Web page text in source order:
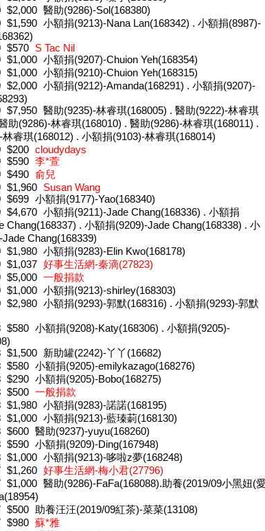
$2,000 醫助(9286)-Sol(168380)
$1,590 小額捐(9213)-Nana Lan(168342) . 小額捐(8987)-
$570
S Tac Nil
$1,000 小額捐(9207)-Chuion Yeh(168354)
$1,000 小額捐(9210)-Chuion Yeh(168315)
$2,000 小額捐(9212)-Amanda(168291) . 小額捐(9207)-
$7,950 醫助(9235)-林睿琪(168005) . 醫助(9222)-林睿琪
助(9286)-林睿琪(168010) . 醫助(9286)-林睿琪(168011) .
睿琪(168012) . 小額捐(9103)-林睿琪(168014)
$200 cloudydays
$590 李*萱
$490 俞兒
$1,960
Susan Wang
$699 小額捐(9177)-Yao(168340)
$4,670 小額捐(9211)-Jade Chang(168336) . 小額捐
Chang(168337) . 小額捐(9209)-Jade Chang(168338) . 小
Chang(168339)
$1,980 小額捐(9283)-Elin Kwo(168178)
$1,037 好事生活網-秦滴(27823)
$5,000 一般捐款
$1,000 小額捐(9213)-shirley(168303)
$2,980 小額捐(9293)-郭默(168316) . 小額捐(9293)-郭默
$580 小額捐(9208)-Katy(168306) . 小額捐(9205)-
$1,500
新助罐(2242)-丫丫(16682)
$580 小額捐(9205)-emilykazago(168276)
$290 小額捐(9205)-Bobo(168275)
$500 一般捐款
$1,980 小額捐(9283)-諾諾(168195)
$1,000 小額捐(9213)-藍瑧莿(168130)
$600 醫助(9237)-yuyu(168260)
$590 小額捐(9209)-Ding(167948)
$1,000 小額捐(9213)-哆啦z夢(168248)
$1,260 好事生活網-梅小君(27796)
$1,000 醫助(9286)-FaFa(168088).助養(2019/09小黑妞(
$500 助養汪汪(2019/09紅茶)-菜菜(13108)
$980 蘇*雅